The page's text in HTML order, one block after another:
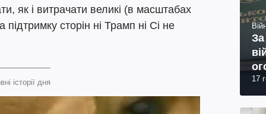
як і витрачати великі (в масштабах
підтримку сторін ні Трамп ні Сі не
історії дня 17